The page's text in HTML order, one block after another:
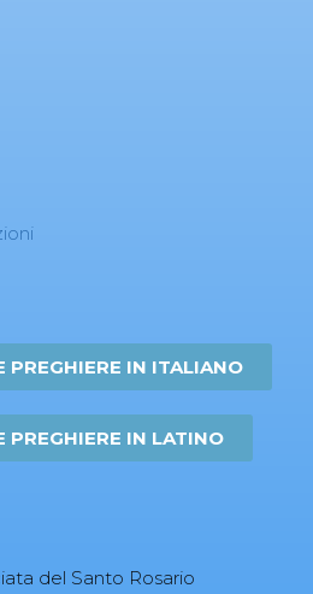
PREGHIERE IN ITALIANO
PREGHIERE IN LATINO
del Santo Rosario